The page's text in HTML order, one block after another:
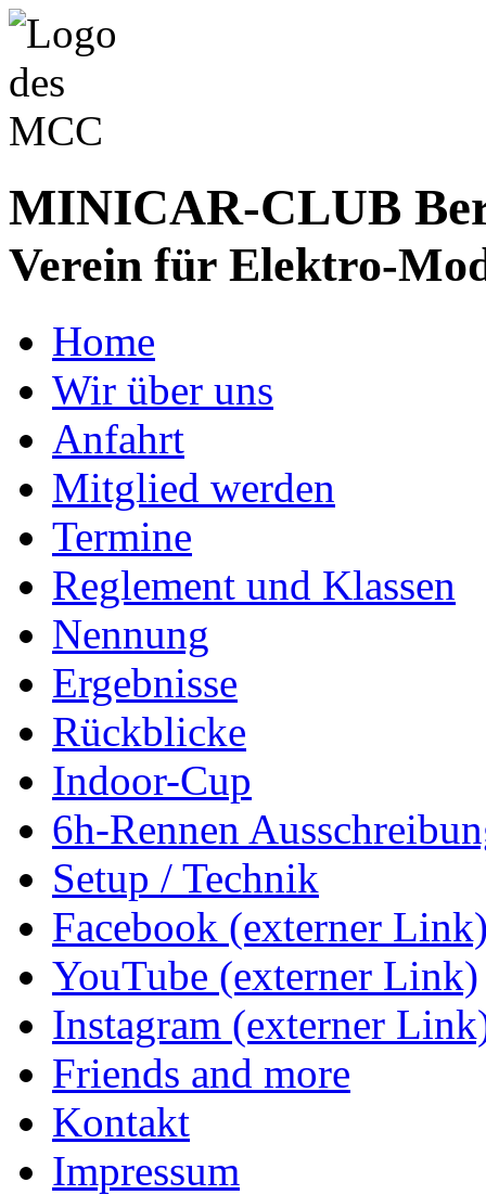
MINICAR-CLUB
Verein für Elektro-
Home
Wir über uns
Anfahrt
Mitglied werden
Termine
Reglement und Klassen
Nennung
Ergebnisse
Rückblicke
Indoor-Cup
6h-Rennen
Setup / Technik
Facebook (externer
YouTube (externer Link)
Instagram (externer
Friends and more
Kontakt
Impressum